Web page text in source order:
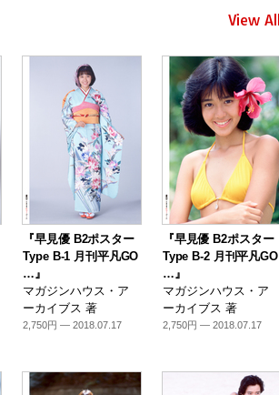
View All
『早見優 B2ポスター
Type B-1 月刊平凡GO
…』
マガジンハウス・ア
ーカイブス 著
2,750円 — 2018.07.17
『早見優 B2ポスター
Type B-2 月刊平凡GO
…』
マガジンハウス・ア
ーカイブス 著
2,750円 — 2018.07.17